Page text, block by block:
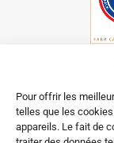
Pour offrir les
telles que les
appareils. Le fait de